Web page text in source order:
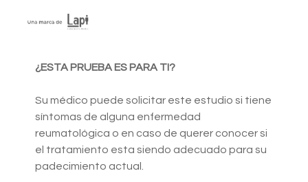
¿ESTA PRUEBA ES PARA TI?
Su médico puede solicitar este estudio si tiene
síntomas de alguna enfermedad
reumatológica o en caso de querer conocer si
el tratamiento esta siendo adecuado para su
padecimiento actual.